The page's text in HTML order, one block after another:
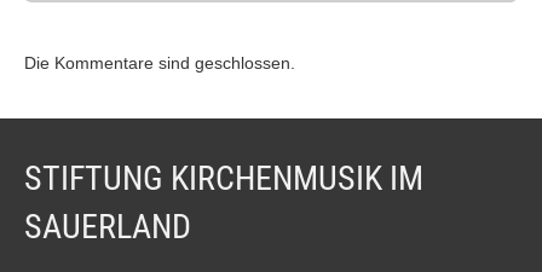
Die Kommentare sind geschlossen.
STIFTUNG KIRCHENMUSIK IM
SAUERLAND